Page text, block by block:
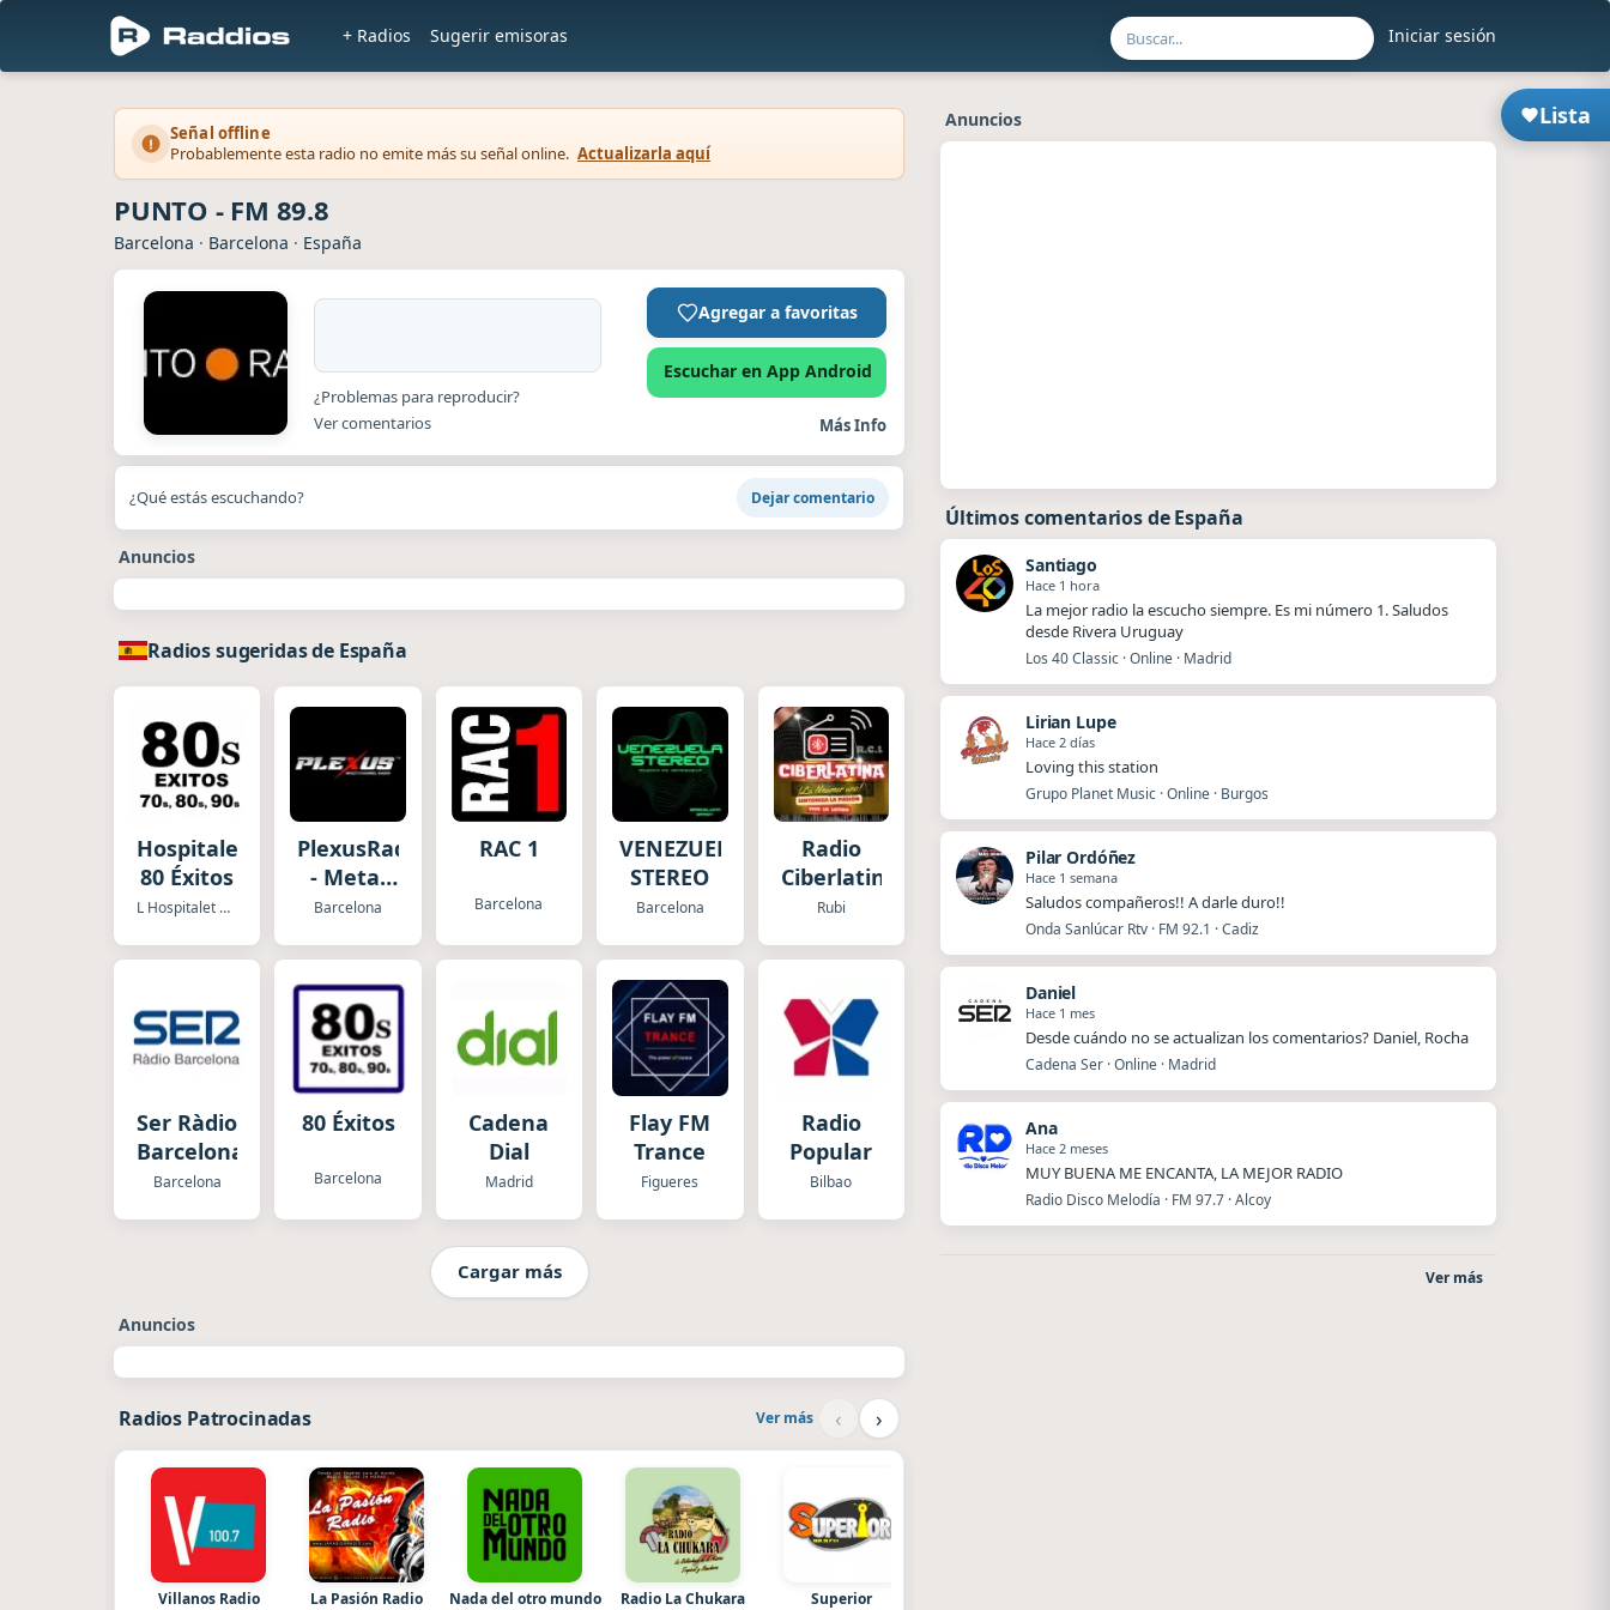
Iniciar sesión
+ Radios Sugerir emisoras
Lista
Señal offline
Probablemente esta radio no emite más su señal online. Actualizarla aquí
PUNTO - FM 89.8
Barcelona · Barcelona · España
¿Problemas para reproducir?
Ver comentarios
Agregar a favoritas
Escuchar en App Android
Más Info
¿Qué estás escuchando? Dejar comentario
Anuncios
Radios sugeridas de España
Hospitalet
80 Éxitos
L Hospitalet de Llobregat
PlexusRadio.com
- Metal
Channel
Barcelona
RAC 1
Barcelona
VENEZUELA
STEREO
Barcelona
Radio
Ciberlatina
Rubi
Ser Ràdio
Barcelona
Barcelona
80 Éxitos
Barcelona
Cadena
Dial
Madrid
Flay FM
Trance
Figueres
Radio
Popular
Bilbao
Cargar más
Anuncios
Radios Patrocinadas Ver más ‹ ›
Villanos Radio La Pasión Radio Nada del otro mundo Radio La Chukara Superior
Anuncios
Últimos comentarios de España
Santiago
Hace 1 hora
La mejor radio la escucho siempre. Es mi número 1. Saludos
desde Rivera Uruguay
Los 40 Classic · Online · Madrid
Lirian Lupe
Hace 2 días
Loving this station
Grupo Planet Music · Online · Burgos
Pilar Ordóñez
Hace 1 semana
Saludos compañeros!! A darle duro!!
Onda Sanlúcar Rtv · FM 92.1 · Cadiz
Daniel
Hace 1 mes
Desde cuándo no se actualizan los comentarios? Daniel, Rocha
Cadena Ser · Online · Madrid
Ana
Hace 2 meses
MUY BUENA ME ENCANTA, LA MEJOR RADIO
Radio Disco Melodía · FM 97.7 · Alcoy
Ver más